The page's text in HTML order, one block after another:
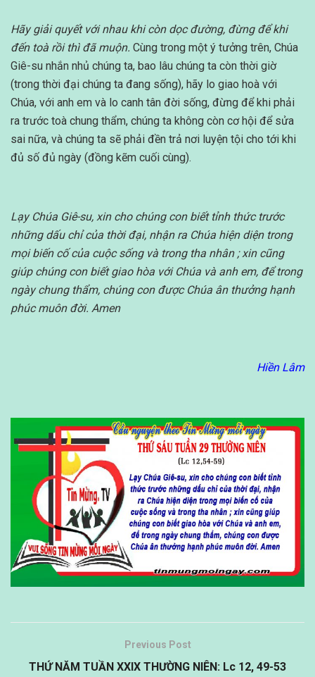
Hãy giải quyết với nhau khi còn dọc đường, đừng để khi
đến toà rồi thì đã muộn. Cùng trong một ý tưởng trên, Chúa
Giê-su nhắn nhủ chúng ta, bao lâu chúng ta còn thời giờ
(trong thời đại chúng ta đang sống), hãy lo giao hoà với
Chúa, với anh em và lo canh tân đời sống, đừng để khi phải
ra trước toà chung thẩm, chúng ta không còn cơ hội để sửa
sai nữa, và chúng ta sẽ phải đền trả nơi luyện tội cho tới khi
đủ số đủ ngày (đồng kẽm cuối cùng).
Lạy Chúa Giê-su, xin cho chúng con biết tỉnh thức trước
những dấu chỉ của thời đại, nhận ra Chúa hiện diện trong
mọi biến cố của cuộc sống và trong tha nhân ; xin cũng
giúp chúng con biết giao hòa với Chúa và anh em, để trong
ngày chung thẩm, chúng con được Chúa ân thưởng hạnh
phúc muôn đời. Amen
Hiền Lâm
Previous Post
THỨ NĂM TUẦN XXIX THƯỜNG NIÊN: Lc 12, 49-53